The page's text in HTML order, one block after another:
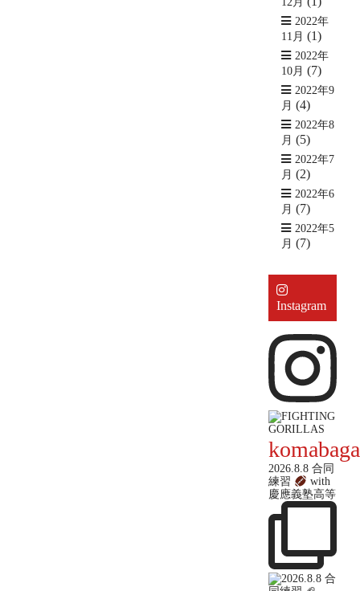
2022年
11月 (1)
2022年
10月 (7)
2022年9
月 (4)
2022年8
月 (5)
2022年7
月 (2)
2022年6
月 (7)
2022年5
月 (7)
Instagram
2026.8.8 合同
練習
with
慶應義塾高等